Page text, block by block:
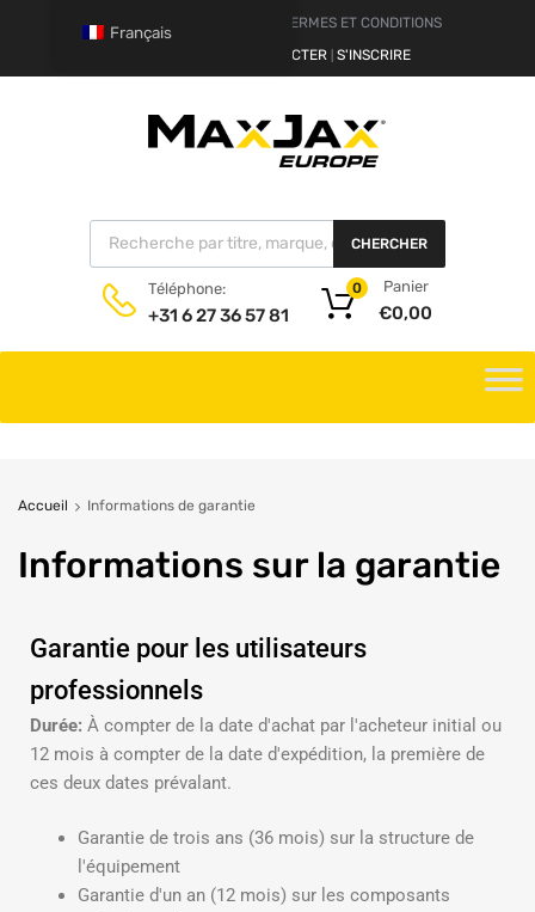
AVERTISSEMENT
TERMES ET CONDITIONS
SE CONNECTER S'INSCRIRE
CHERCHER
Téléphone:
+31 6 27 36 57 81
Panier
€0,00
0
Accueil Informations de garantie
Informations sur la garantie
Garantie pour les utilisateurs
professionnels
Durée: À compter de la date d'achat par l'acheteur initial ou
12 mois à compter de la date d'expédition, la première de
ces deux dates prévalant.
Garantie de trois ans (36 mois) sur la structure de
l'équipement
Garantie d'un an (12 mois) sur les composants
Français